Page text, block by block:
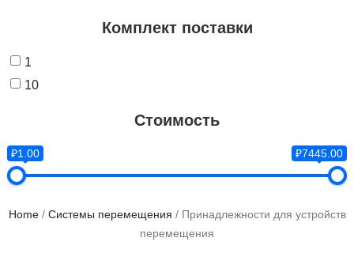
Комплект поставки
1
10
Стоимость
₽1.00 ₽7445.00
Home/ Системы перемещения / Принадлежности для устройств
перемещения